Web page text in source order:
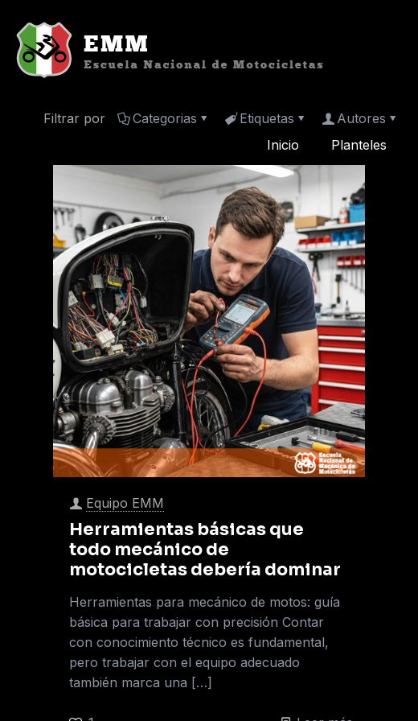
Inicio Planteles
Filtrar por
Categorias Etiquetas Autores
Equipo EMM
Herramientas básicas que
todo mecánico de
motocicletas debería dominar
Herramientas para mecánico de motos: guía
básica para trabajar con precisión Contar
con conocimiento técnico es fundamental,
pero trabajar con el equipo adecuado
también marca una […]